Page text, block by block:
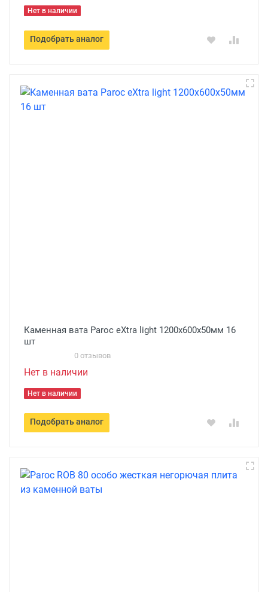
Нет в наличии
Подобрать аналог
Каменная вата Paroc eXtra light 1200x600х50мм 16
шт
0 отзывов
Нет в наличии
Нет в наличии
Подобрать аналог